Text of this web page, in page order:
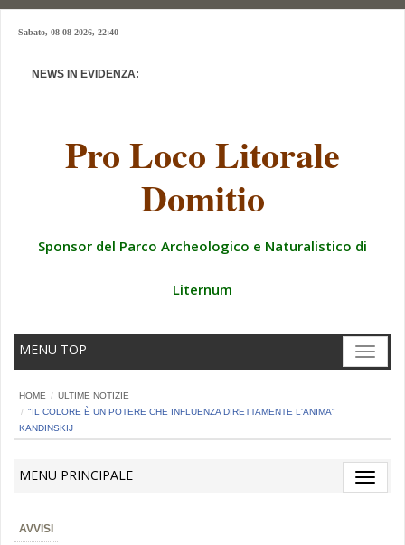
Sabato, 08 08 2026, 22:40
NEWS IN EVIDENZA:
Pro Loco Litorale
Domitio
Sponsor del Parco Archeologico e Naturalistico di
Liternum
Toggle
MENU TOP
HOME
ULTIME NOTIZIE
"IL COLORE È UN POTERE CHE INFLUENZA DIRETTAMENTE L'ANIMA"
KANDINSKIJ
Toggle
MENU PRINCIPALE
AVVISI